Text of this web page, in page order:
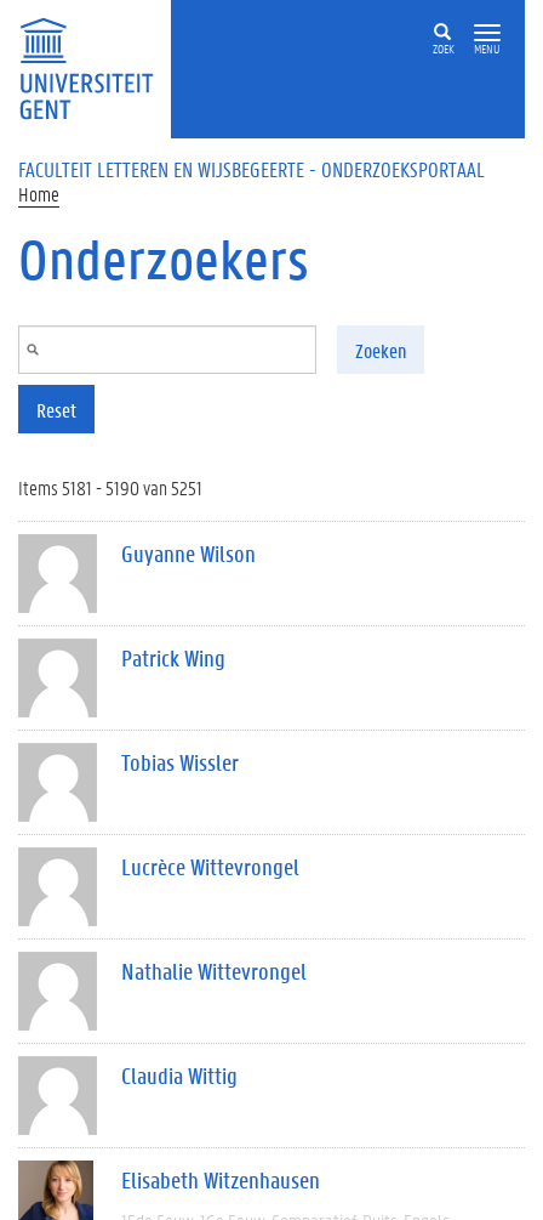
Overslaan en naar de inhoud gaan
ZOEK MENU
FACULTEIT LETTEREN EN WIJSBEGEERTE - ONDERZOEKSPORTAAL
Home
Onderzoekers
Zoeken
Reset
Items 5181 - 5190 van 5251
Guyanne Wilson
Patrick Wing
Tobias Wissler
Lucrèce Wittevrongel
Nathalie Wittevrongel
Claudia Wittig
Elisabeth Witzenhausen